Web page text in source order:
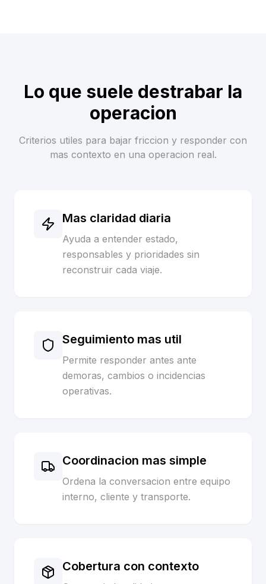
Lo que suele destrabar la
operacion
Criterios utiles para bajar friccion y responder con
mas contexto en una operacion real.
Mas claridad diaria
Ayuda a entender estado,
responsables y prioridades sin
reconstruir cada viaje.
Seguimiento mas util
Permite responder antes ante
demoras, cambios o incidencias
operativas.
Coordinacion mas simple
Ordena la conversacion entre equipo
interno, cliente y transporte.
Cobertura con contexto